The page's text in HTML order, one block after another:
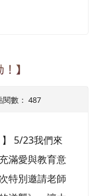
】
數： 487
】 5/23我們來
滿愛與教育意
特別邀請老師